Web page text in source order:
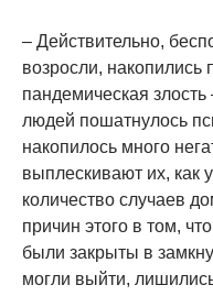
– Действительно,
возросли, накопились
пандемическая
людей пошатнулось
накопилось много
выплескивают их, как
количество случаев
причин этого в том,
были закрыты в
могли выйти,